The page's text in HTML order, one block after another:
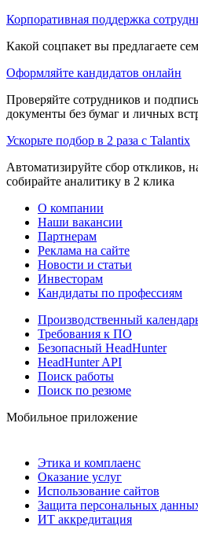
Корпоративная поддержка
Какой соцпакет вы предлагаете
Оформляйте кандидатов онлайн
Проверяйте сотрудников и
документы без бумаг и личных
Ускорьте подбор в 2 раза с Talantix
Автоматизируйте сбор откликов,
собирайте аналитику в 2 клика
О компании
Наши вакансии
Партнерам
Реклама на сайте
Новости и статьи
Инвесторам
Кандидаты по профессиям
Производственный
Требования к ПО
Безопасный HeadHunter
HeadHunter API
Поиск работы
Поиск по резюме
Мобильное приложение
Этика и комплаенс
Оказание услуг
Использование сайтов
Защита персональных
ИТ аккредитация